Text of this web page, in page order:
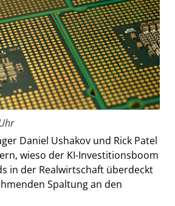
Daniel Ushakov und Rick Patel
wieso der KI-Investitionsboom
in der Realwirtschaft überdeckt
Spaltung an den